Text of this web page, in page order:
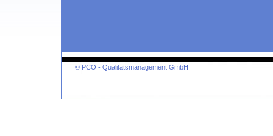
© PCO - Qualitätsmanagement GmbH